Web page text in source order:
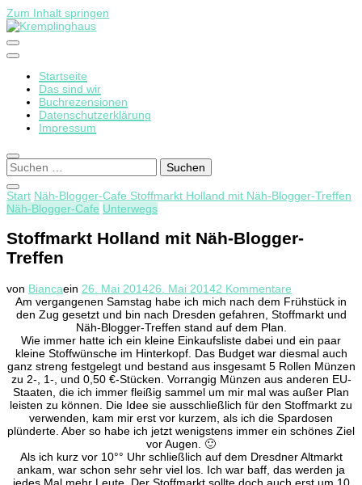
Zum Inhalt springen
Kremplinghaus
Startseite
Das sind wir
Buchrezensionen
Datenschutzerklärung
Impressum
Suchen
nach:
Start Näh-Blogger-Cafe Stoffmarkt Holland mit Näh-Blogger-Treffen
Näh-Blogger-Cafe Unterwegs
Stoffmarkt Holland mit Näh-Blogger-
Treffen
von Biancaein 26. Mai 201426. Mai 20142 Kommentare
Stoffmarkt
Holland
Näh-
Blogger-
Treffen
Am vergangenen Samstag habe ich mich nach dem Frühstück in
den Zug gesetzt und bin nach Dresden gefahren, Stoffmarkt und
Näh-Blogger-Treffen stand auf dem Plan.
Wie immer hatte ich ein kleine Einkaufsliste dabei und ein paar
kleine Stoffwünsche im Hinterkopf. Das Budget war diesmal auch
ganz streng festgelegt und bestand aus insgesamt 5 Rollen Münzen
zu 2-, 1-, und 0,50 €-Stücken. Vorrangig Münzen aus anderen EU-
Staaten, die ich immer fleißig sammel um mir mal was außer Plan
leisten zu können. Die Idee sie ausschließlich für den Stoffmarkt zu
verwenden, kam mir erst vor kurzem, als ich die Spardosen
plünderte. Aber so habe ich jetzt wenigstens immer ein schönes Ziel
vor Augen. 🙂
Als ich kurz vor 10°° Uhr schließlich auf dem Dresdner Altmarkt
ankam, war schon sehr sehr viel los. Ich war baff, das werden ja